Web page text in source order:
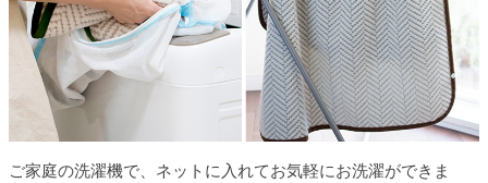
ご家庭の洗濯機で、ネットに入れてお気軽にお洗濯ができま